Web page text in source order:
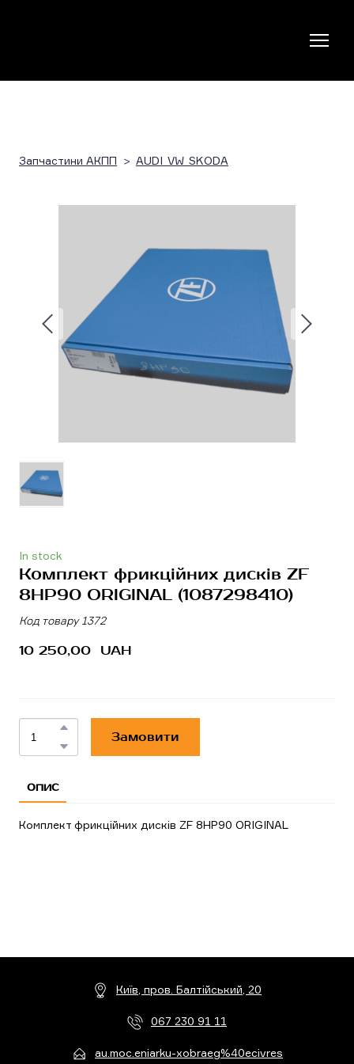
Запчастини АКПП AUDI_VW_SKODA
In stock
Комплект фрикційних дисків ZF
8HP90 ORIGINAL (1087298410)
Код товару 1372
10 250,00  UAH
Замовити
ОПИС
Комплект фрикційних дисків ZF 8HP90 ORIGINAL
Київ, пров. Балтійський, 20
067 230 91 11
au.moc.eniarku-xobraeg%40ecivres